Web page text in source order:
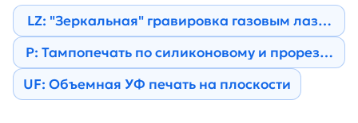
LZ: "Зеркальная" гравировка газовым лазером
Р: Тампопечать по силиконовому и
UF: Объемная УФ печать на плоскости